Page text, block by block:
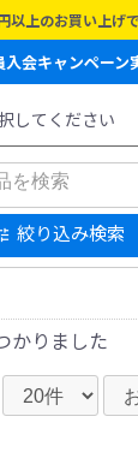
以上のお買い上げで
会キャンペー
絞り込み検索
かりました